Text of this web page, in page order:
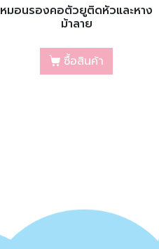
หมอนรองคอตัวยูติดหัวและหาง
ม้าลาย
ซื้อสินค้า